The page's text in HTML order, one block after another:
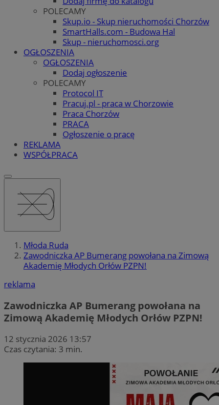
POLECAMY
Skup.io - Skup nieruchomości Chorzów
SmartHalls.com - Budowa Hal
Skup - nieruchomosci.org
OGŁOSZENIA
OGŁOSZENIA
Dodaj ogłoszenie
POLECAMY
Protocol IT
Pracuj.pl - praca w Chorzowie
Praca Chorzów
PRACA
Ogłoszenie o pracę
REKLAMA
WSPÓŁPRACA
Młoda Ruda
Zawodniczka AP Bumerang powołana na Zimową
Akademię Młodych Orłów PZPN!
reklama
Zawodniczka AP Bumerang powołana na
Zimową Akademię Młodych Orłów PZPN!
12 stycznia 2026 13:57
Czas czytania: 3 min.